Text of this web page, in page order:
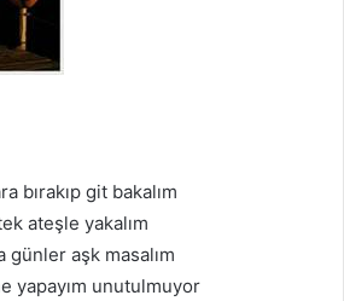
bırakıp git bakalım
ateşle yakalım
günler aşk masalım
yapayım unutulmuyor